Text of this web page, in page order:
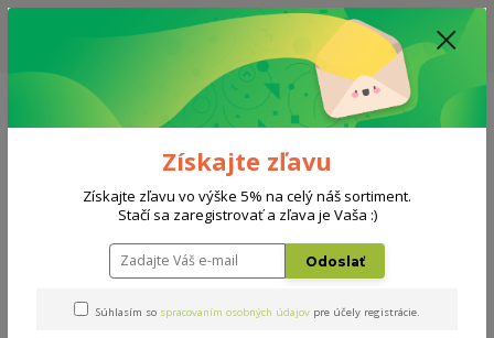
ZĽAVA: VŠETKY VYSTAVENÉ POSTELE ZA 400€ - CENA MATRACU A ROŠTU
PODĽA VÝBERU / DODACIA LEHOTA JE AKTUÁLNE 10-15 PRACOVNÝCH
Menu
0908 777 700 Po-So: 10-18 hod.
0
Oxygen motion
Získajte zľavu
Získajte zľavu vo výške 5% na celý náš sortiment.
Stačí sa zaregistrovať a zľava je Vaša :)
Odoslať
Súhlasím so spracovaním osobných údajov pre účely registrácie.